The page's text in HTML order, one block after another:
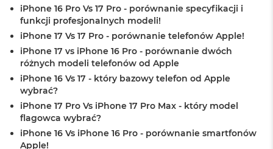
n
y
W
e
d
ł
u
g
p
j
iPhone 16 Pro Vs 17 Pro - porównanie specyfikacji i
funkcji profesjonalnych modeli!
iPhone 17 Vs 17 Pro - porównanie telefonów Apple!
iPhone 17 vs iPhone 16 Pro - porównanie dwóch
różnych modeli telefonów od Apple
iPhone 16 Vs 17 - który bazowy telefon od Apple
wybrać?
iPhone 17 Pro Vs iPhone 17 Pro Max - który model
flagowca wybrać?
iPhone 16 Vs iPhone 16 Pro - porównanie smartfonów
Apple!